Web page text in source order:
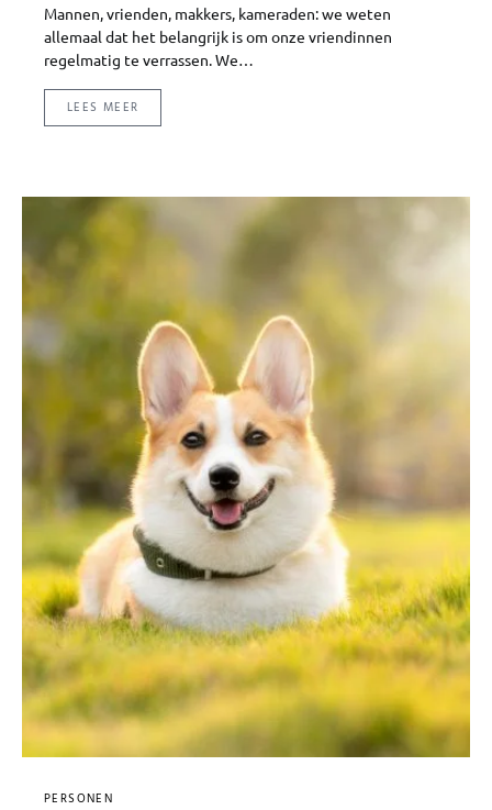
Mannen, vrienden, makkers, kameraden: we weten
allemaal dat het belangrijk is om onze vriendinnen
regelmatig te verrassen. We…
LEES MEER
PERSONEN